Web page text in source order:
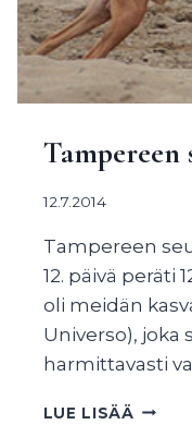
Tampereen
12.7.2014
Tampereen
12. päivä peräti
oli meidän
Universo), joka
harmittavasti
LUE LISÄÄ